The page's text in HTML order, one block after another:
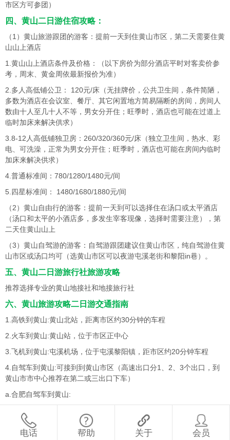
市区方可参团）
四、黄山二日游住宿攻略：
（1）黄山旅游跟团的游客：提前一天到住黄山市区，第二天需要住黄
山山上酒店
1.黄山山上酒店条件及价格：（以下房价为部分酒店平时对客卖价参
考，周末、黄金周依最新报价为准）
2.多人高低铺公卫： 120元/床（无挂牌价，公共卫生间，条件简陋，
多数为酒店在会议室、餐厅、其它闲置地方简易隔断的房间，房间人
数由十人至几十人不等，男女分开住；旺季时，酒店也可能在过道上
临时加床来解决供求）
3.8-12人高低铺独卫房：260/320/360元/床（独立卫生间，热水、彩
电、可洗澡，正常为男女分开住；旺季时，酒店也可能在房间内临时
加床来解决供求）
4.普通标准间：780/1280/1480元/间
5.四星标准间： 1480/1680/1880元/间
（2）黄山自由行的游客：提前一天到可以选择住在汤口或太平酒店
（汤口和太平的小酒店多，多发生宰客现像，选择时需要注意），第
二天住黄山山上
（3）黄山自驾游的游客：自驾游跟团建议住黄山市区，纯自驾游住黄
山市区或汤口均可（选黄山市区可以夜游屯溪老街和黎阳in巷）。
五、黄山二日游旅行社旅游攻略
推荐选择专业的黄山地接社和地接旅行社
六、黄山旅游攻略二日游交通指南
1.高铁到黄山:黄山北站，距离市区约30分钟的车程
2.火车到黄山:黄山站，位于市区正中心
3.飞机到黄山:屯溪机场，位于屯溪黎阳镇，距市区约20分钟车程
4.自驾车到黄山:可接到到黄山市区（高速出口分1、2、3个出口，到
黄山市市中心推荐在第二或三出口下车）
a.合肥自驾车到黄山:
本站与黄山二日游相关的攻略推荐：
评论
电话 帮助 关于 会员